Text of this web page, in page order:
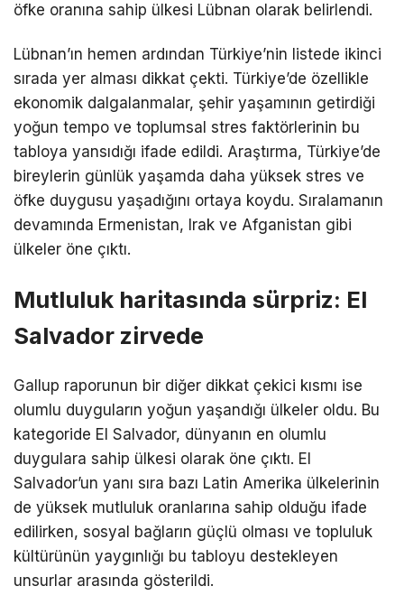
öfke oranına sahip ülkesi Lübnan olarak belirlendi.
Lübnan’ın hemen ardından Türkiye’nin listede ikinci
sırada yer alması dikkat çekti. Türkiye’de özellikle
ekonomik dalgalanmalar, şehir yaşamının getirdiği
yoğun tempo ve toplumsal stres faktörlerinin bu
tabloya yansıdığı ifade edildi. Araştırma, Türkiye’de
bireylerin günlük yaşamda daha yüksek stres ve
öfke duygusu yaşadığını ortaya koydu. Sıralamanın
devamında Ermenistan, Irak ve Afganistan gibi
ülkeler öne çıktı.
Mutluluk haritasında sürpriz: El
Salvador zirvede
Gallup raporunun bir diğer dikkat çekici kısmı ise
olumlu duyguların yoğun yaşandığı ülkeler oldu. Bu
kategoride El Salvador, dünyanın en olumlu
duygulara sahip ülkesi olarak öne çıktı. El
Salvador’un yanı sıra bazı Latin Amerika ülkelerinin
de yüksek mutluluk oranlarına sahip olduğu ifade
edilirken, sosyal bağların güçlü olması ve topluluk
kültürünün yaygınlığı bu tabloyu destekleyen
unsurlar arasında gösterildi.